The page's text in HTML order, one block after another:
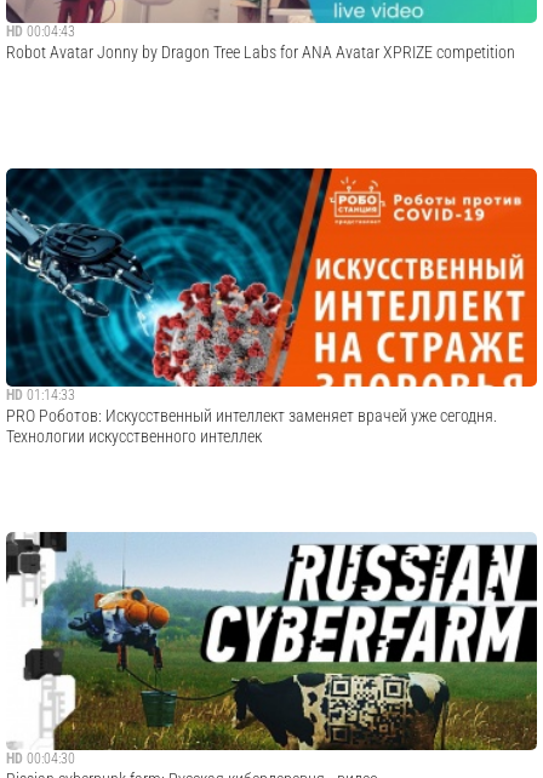
HD 00:04:43
Robot Avatar Jonny by Dragon Tree Labs for ANA Avatar XPRIZE competition
HD 01:14:33
PRO Роботов: Искусственный интеллект заменяет врачей уже сегодня.
Технологии искусственного интеллек
HD 00:04:30